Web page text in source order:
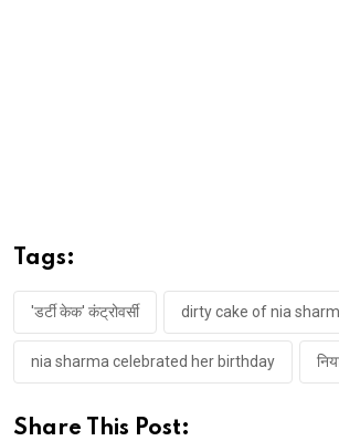
Tags:
'डर्टी केक' कंट्रोवर्सी dirty cake of nia
nia sharma celebrated her birthday
Share This Post: